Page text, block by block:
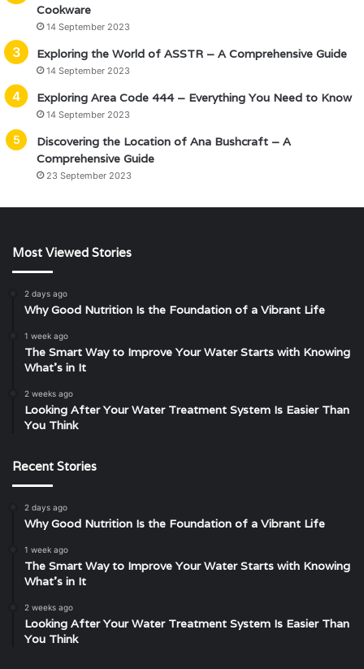
Cookware
14 September 2023
Exploring the World of ASSTR – A Comprehensive Guide
14 September 2023
Exploring Area Code 444 – Everything You Need to Know
14 September 2023
Discovering the Location of Ana Bushcraft – A
Comprehensive Guide
23 September 2023
Most Viewed Stories
2 days ago
Why Good Nutrition Is the Foundation of a Vibrant Life
1 week ago
The Smart Way to Improve Your Water Starts with Knowing
What’s in It
2 weeks ago
Looking After Your Water Treatment System Is Easier Than
You Think
Recent Stories
2 days ago
Why Good Nutrition Is the Foundation of a Vibrant Life
1 week ago
The Smart Way to Improve Your Water Starts with Knowing
What’s in It
2 weeks ago
Looking After Your Water Treatment System Is Easier Than
You Think